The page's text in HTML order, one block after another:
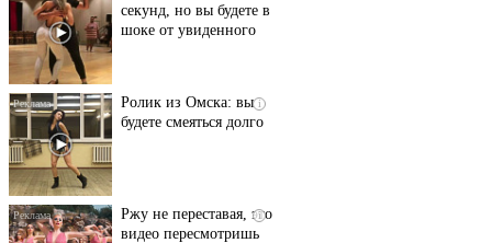
секунд, но вы будете в
шоке от увиденного
i
Ролик из Омска: вы
будете смеяться долго
i
Ржу не переставая, это
видео пересмотришь